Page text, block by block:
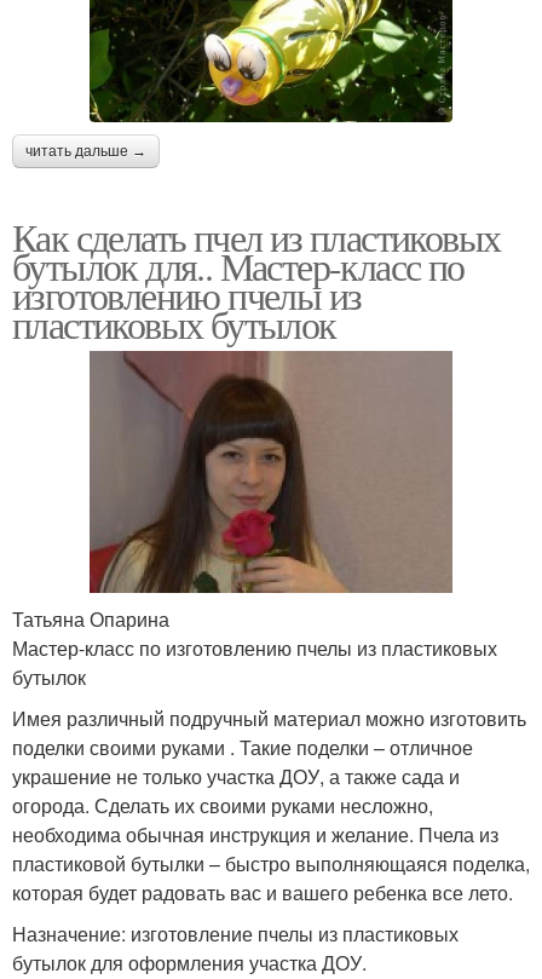
читать дальше →
Как сделать пчел из пластиковых
бутылок для.. Мастер-класс по
изготовлению пчелы из
пластиковых бутылок
Татьяна Опарина
Мастер-класс по изготовлению пчелы из пластиковых
бутылок
Имея различный подручный материал можно изготовить
поделки своими руками . Такие поделки – отличное
украшение не только участка ДОУ, а также сада и
огорода. Сделать их своими руками несложно,
необходима обычная инструкция и желание. Пчела из
пластиковой бутылки – быстро выполняющаяся поделка,
которая будет радовать вас и вашего ребенка все лето.
Назначение: изготовление пчелы из пластиковых
бутылок для оформления участка ДОУ.